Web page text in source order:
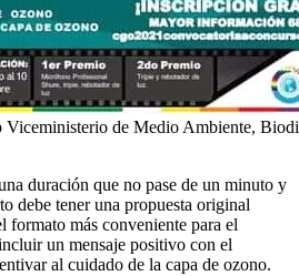
Viceministerio de Medio Ambiente,
duración que no pase de un minuto y
debe tener una propuesta original
formato más conveniente para el
un mensaje positivo con el
al cuidado de la capa de ozono.